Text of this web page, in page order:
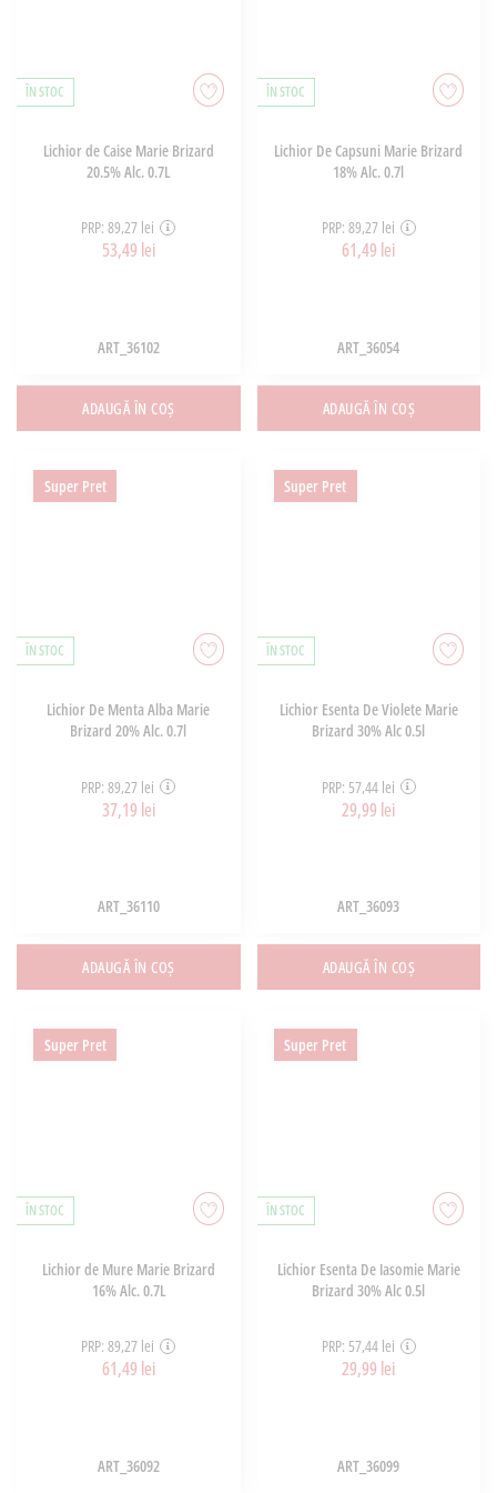
ÎN STOC
Lichior de Caise Marie Brizard
20.5% Alc. 0.7L
PRP: 89,27 lei
53,49 lei
ART_36102
ADAUGĂ ÎN COȘ
ÎN STOC
Lichior De Capsuni Marie Brizard
18% Alc. 0.7l
PRP: 89,27 lei
61,49 lei
ART_36054
ADAUGĂ ÎN COȘ
Super Pret
ÎN STOC
Lichior De Menta Alba Marie
Brizard 20% Alc. 0.7l
PRP: 89,27 lei
37,19 lei
ART_36110
ADAUGĂ ÎN COȘ
Super Pret
ÎN STOC
Lichior Esenta De Violete Marie
Brizard 30% Alc 0.5l
PRP: 57,44 lei
29,99 lei
ART_36093
ADAUGĂ ÎN COȘ
Super Pret
ÎN STOC
Lichior de Mure Marie Brizard
16% Alc. 0.7L
PRP: 89,27 lei
61,49 lei
ART_36092
Super Pret
ÎN STOC
Lichior Esenta De Iasomie Marie
Brizard 30% Alc 0.5l
PRP: 57,44 lei
29,99 lei
ART_36099